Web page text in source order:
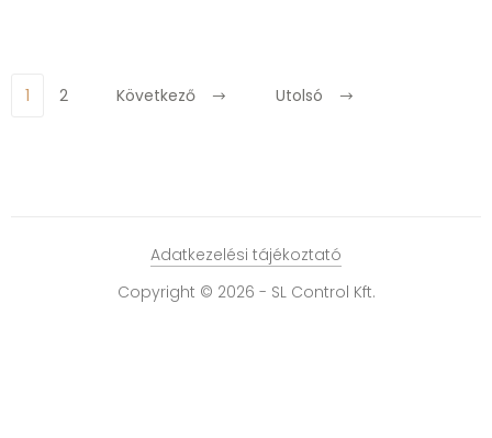
1 2 Következő Utolsó
Copyright © 2026 - SL Control Kft.
Adatkezelési tájékoztató